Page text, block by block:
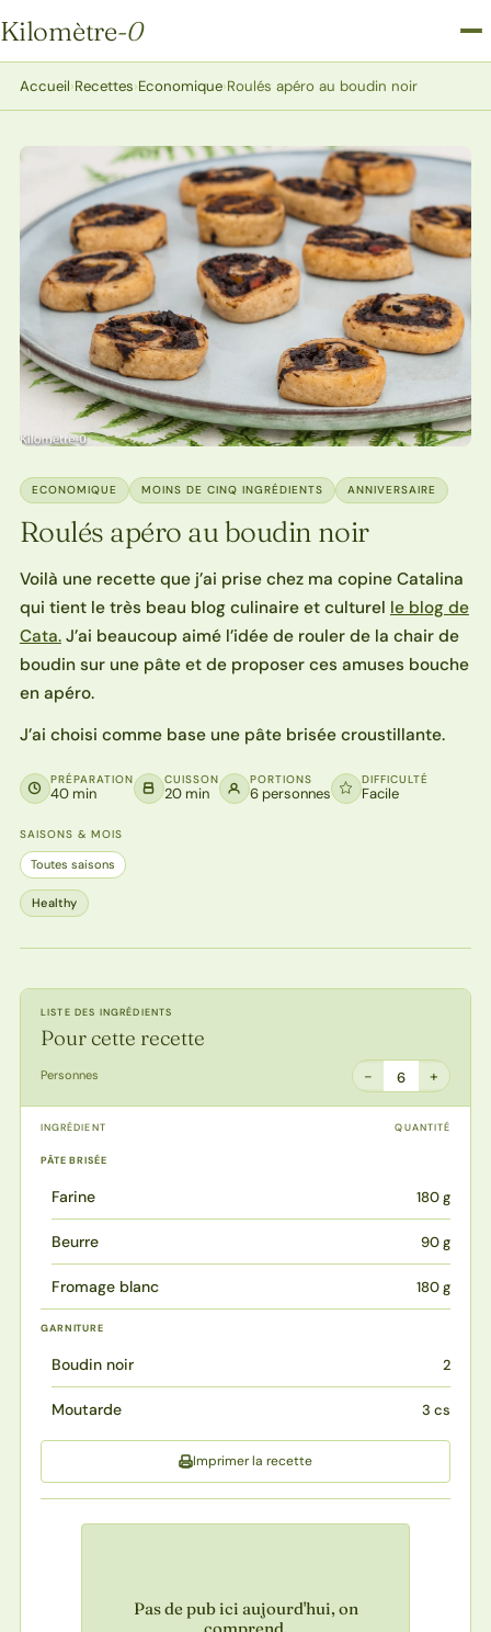
Kilomètre-0
Kilomètre-0
Accueil›Recettes›Economique›Roulés apéro au boudin noir
ECONOMIQUE MOINS DE CINQ INGRÉDIENTS ANNIVERSAIRE
Roulés apéro au boudin noir
Voilà une recette que j’ai prise chez ma copine Catalina
qui tient le très beau blog culinaire et culturel le blog de
Cata.J’ai beaucoup aimé l’idée de rouler de la chair de
boudin sur une pâte et de proposer ces amuses bouche
en apéro.
J’ai choisi comme base une pâte brisée croustillante.
PRÉPARATION
40 min
CUISSON
20 min
PORTIONS
6 personnes
DIFFICULTÉ
Facile
SAISONS & MOIS
Toutes saisons
Healthy
LISTE DES INGRÉDIENTS
Pour cette recette
Personnes − 6 +
INGRÉDIENT QUANTITÉ
PÂTE BRISÉE
Farine 180 g
Beurre 90 g
Fromage blanc 180 g
GARNITURE
Boudin noir 2
Moutarde 3 cs
Imprimer la recette
Pas de pub ici aujourd'hui, on